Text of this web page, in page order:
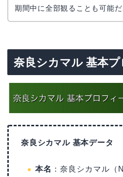
期間中に全部観ることも可能だ
奈良シカマル 基本
奈良シカマル 基本データ
本名 ：奈良シカマル（